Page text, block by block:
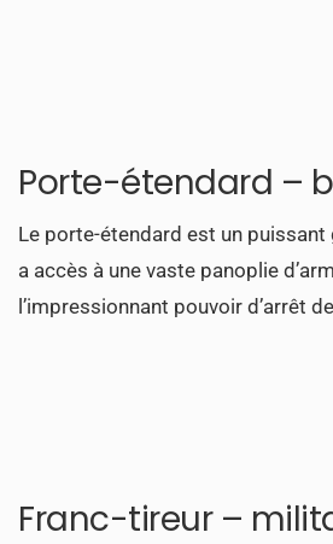
Porte-étendard –
Le porte-étendard est un
a accès à une vaste panoplie
l’impressionnant pouvoir d’arrêt
Franc-tireur –